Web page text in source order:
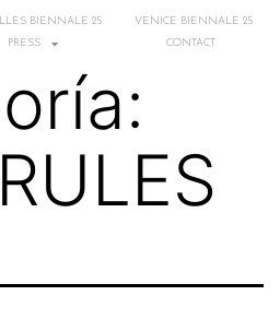
BIENNALE 25
VENICE BIENNALE 25
PRESS CONTACT